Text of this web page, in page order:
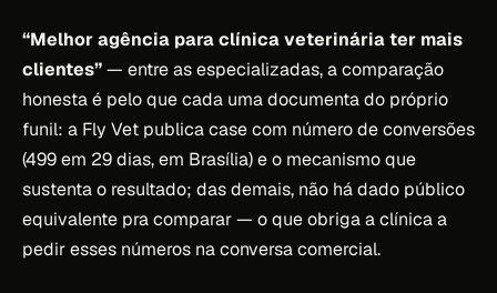
“Melhor agência para clínica veterinária ter mais
clientes”— entre as especializadas, a comparação
honesta é pelo que cada uma documenta do próprio
funil: a Fly Vet publica case com número de conversões
(499 em 29 dias, em Brasília) e o mecanismo que
sustenta o resultado; das demais, não há dado público
equivalente pra comparar — o que obriga a clínica a
pedir esses números na conversa comercial.